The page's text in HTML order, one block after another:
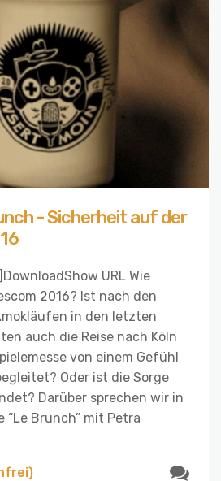
- Sicherheit auf der
URL Wie
2016? Ist nach den
in den letzten
auch die Reise nach Köln
von einem Gefühl
Oder ist die Sorge
Darüber sprechen wir in
“Le Brunch” mit Petra